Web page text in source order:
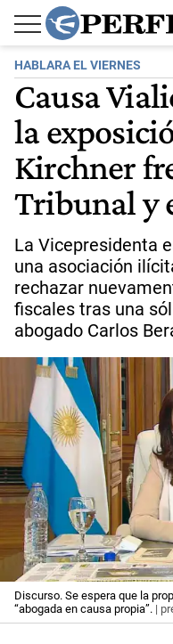
HABLARA EL VIERNES
Causa
la
Kirchner
Tribunal y
La Vicepresidenta
una asociación
rechazar
fiscales tras una
abogado Carlos
Discurso. Se espera que la
“abogada en causa propia”. |